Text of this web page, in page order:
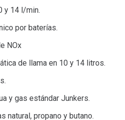
y 14 l/min.
por baterías.
NOx
de llama en 10 y 14 litros.
y gas estándar Junkers.
natural, propano y butano.